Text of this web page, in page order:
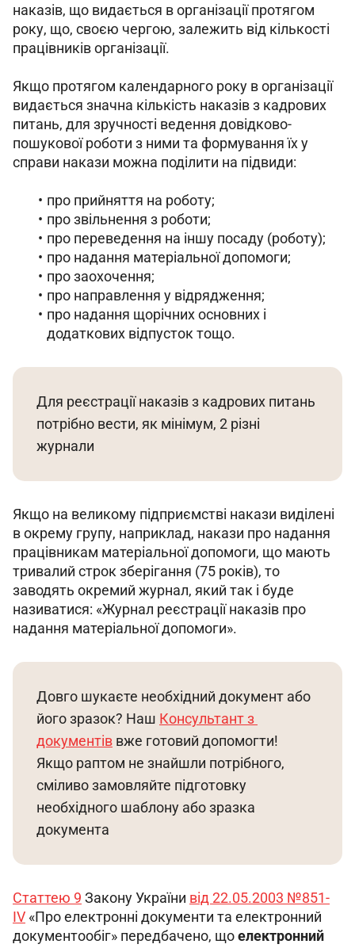
наказів, що видається в організації протягом
року, що, своєю чергою, залежить від кількості
працівників організації.
Якщо протягом календарного року в організації
видається значна кількість наказів з кадрових
питань, для зручності ведення довідково-
пошукової роботи з ними та формування їх у
справи накази можна поділити на підвиди:
про прийняття на роботу;
про звільнення з роботи;
про переведення на іншу посаду (роботу);
про надання матеріальної допомоги;
про заохочення;
про направлення у відрядження;
про надання щорічних основних і
додаткових відпусток тощо.
Для реєстрації наказів з кадрових питань
потрібно вести, як мінімум, 2 різні
журнали
Якщо на великому підприємстві накази виділені
в окрему групу, наприклад, накази про надання
працівникам матеріальної допомоги, що мають
тривалий строк зберігання (75 років), то
заводять окремий журнал, який так і буде
називатися: «Журнал реєстрації наказів про
надання матеріальної допомоги».
Довго шукаєте необхідний документ або
його зразок? Наш Консультант з
документів вже готовий допомогти!
Якщо раптом не знайшли потрібного,
сміливо замовляйте підготовку
необхідного шаблону або зразка
документа
Статтею 9 Закону України від 22.05.2003 №851-
ІV «Про електронні документи та електронний
документообіг» передбачено, що електронний